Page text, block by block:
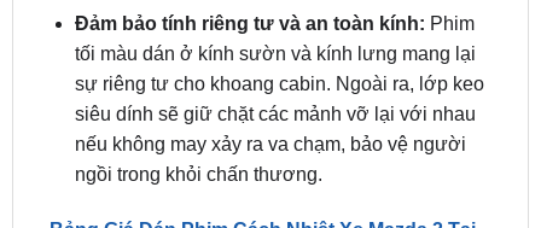
sáng truyền vào mắt, triệt tiêu sự lóa mắt do mặt
trời chiếu trực diện hoặc ánh đèn pha từ xe đối
diện rọi vào ban đêm.
Đảm bảo tính riêng tư và an toàn kính:Phim
tối màu dán ở kính sườn và kính lưng mang lại
sự riêng tư cho khoang cabin. Ngoài ra, lớp keo